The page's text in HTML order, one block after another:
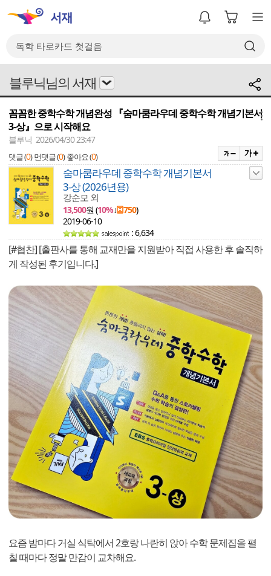
블루닉님의 서재
꼼꼼한 중학수학 개념완성 『숨마쿰라우데 중학수학 개념기본서
3-상』으로 시작해요
블루닉 2026/04/30 23:47
댓글 (0) 먼댓글 (0) 좋아요 (0)
숨마쿰라우데 중학수학 개념기본서
3-상 (2026년용)
강순모 외
13,500원 (10%↓ 750)
2019-06-10
: 6,634
[#협찬] [출판사를 통해 교재만을 지원받아 직접 사용한 후 솔직하
게 작성된 후기입니다.]
요즘 밤마다 거실 식탁에서 2호랑 나란히 앉아 수학 문제집을 펼
칠 때마다 정말 만감이 교차해요.